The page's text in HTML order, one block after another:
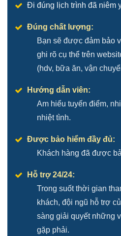
Đi đúng lịch trình đã niêm
Đúng chất lượng:
Bạn sẽ được đảm bảo
ghi rõ cụ thể trên
(hdv, bữa ăn, vận
Hướng dẫn viên:
Am hiểu tuyến điểm,
nhiệt tình.
Được bảo hiểm đầy đủ:
Khách hàng đã được
Hỗ trợ 24/24:
Trong suốt thời gian
khách, đội ngũ hỗ trợ
sàng giải quyết những
gặp phải.